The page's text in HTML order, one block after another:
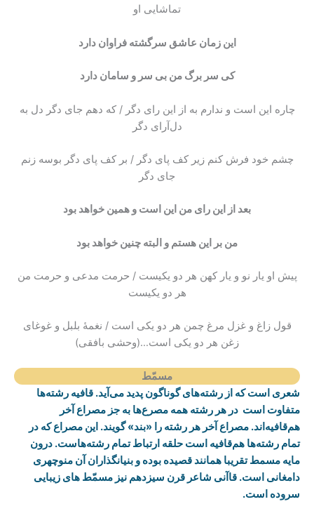
تماشایی او
این زمان عاشق سرگشته فراوان دارد
کی سر برگ من بی سر و سامان دارد
چاره این است و ندارم به از این رای دگر / که دهم جای دگر دل به
دل‌آرای دگر
چشم خود فرش کنم زیر کف پای دگر / بر کف پای دگر بوسه زنم
جای دگر
بعد از این رای من این است و همین خواهد بود
من بر این هستم و البته چنین خواهد بود
پیش او یار نو و یار کهن هر دو یکیست / حرمت مدعی و حرمت من
هر دو یکیست
قول زاغ و غزل مرغ چمن هر دو یکی است / نغمهٔ بلبل و غوغای
زغن هر دو یکی است…(وحشی بافقی)
مسمّط
شعری است که از رشته‌های گوناگون پدید می‌آید. قافیه رشته‌ها
متفاوت است در هر رشته همه مصرع‌ها به جز مصراع آخر
هم‌قافیه‌اند. مصراع آخر هر رشته را «بند» گویند. این مصراع که در
تمام رشته‌ها هم‌قافیه است حلقه ارتباط تمام رشته‌هاست. درون
مایه مسمط تقریبا همانند قصیده بوده و بنیانگذاران آن منوچهری
دامغانی است. قاآنی شاعر قرن سیزدهم نیز مسمّط های زیبایی
سروده است.